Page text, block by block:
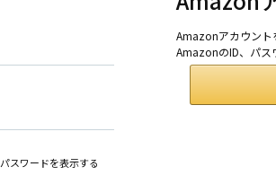
パスワードを表示する
Amazonアカウント
AmazonのID、パス